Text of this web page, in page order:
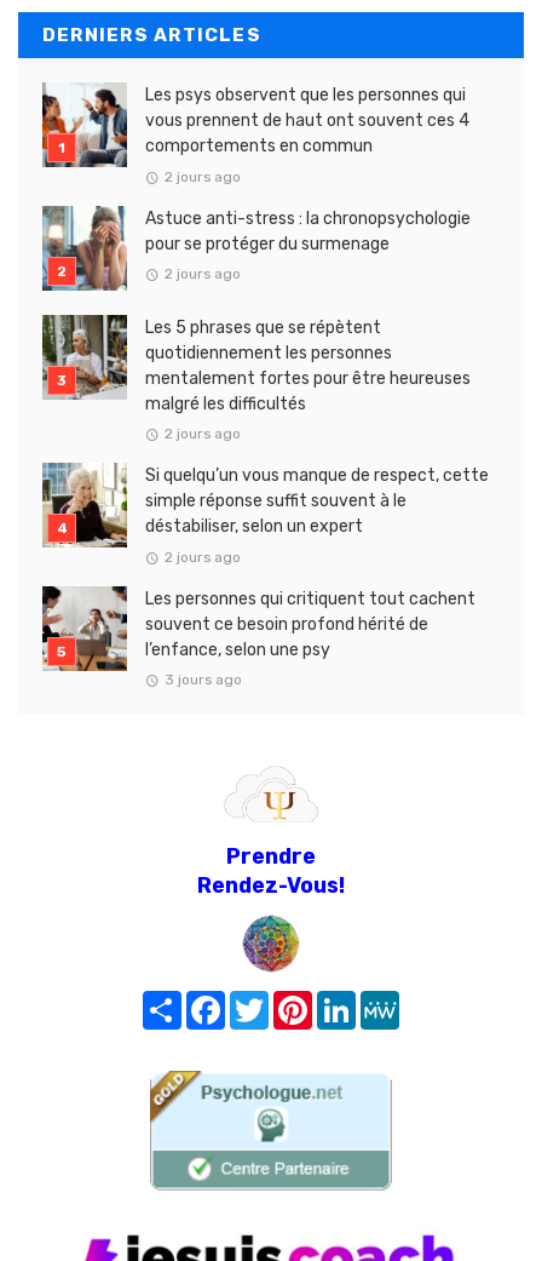
DERNIERS ARTICLES
Les psys observent que les personnes qui
vous prennent de haut ont souvent ces 4
comportements en commun
2 jours ago
Astuce anti-stress : la chronopsychologie
pour se protéger du surmenage
2 jours ago
Les 5 phrases que se répètent
quotidiennement les personnes
mentalement fortes pour être heureuses
malgré les difficultés
2 jours ago
Si quelqu’un vous manque de respect, cette
simple réponse suffit souvent à le
déstabiliser, selon un expert
2 jours ago
Les personnes qui critiquent tout cachent
souvent ce besoin profond hérité de
l’enfance, selon une psy
3 jours ago
Prendre
Rendez-Vous!
Share FacebookTwitterPinterest
LinkedIn